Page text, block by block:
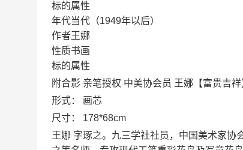
标的属性
年代当代（1949年以后）
作者王娜
性质书画
标的属性
附合影 亲笔授权 中美协会员 王娜【富贵吉祥
形式： 画芯
尺寸： 178*68cm
王娜 字琢之。九三学社社员，中国美术家